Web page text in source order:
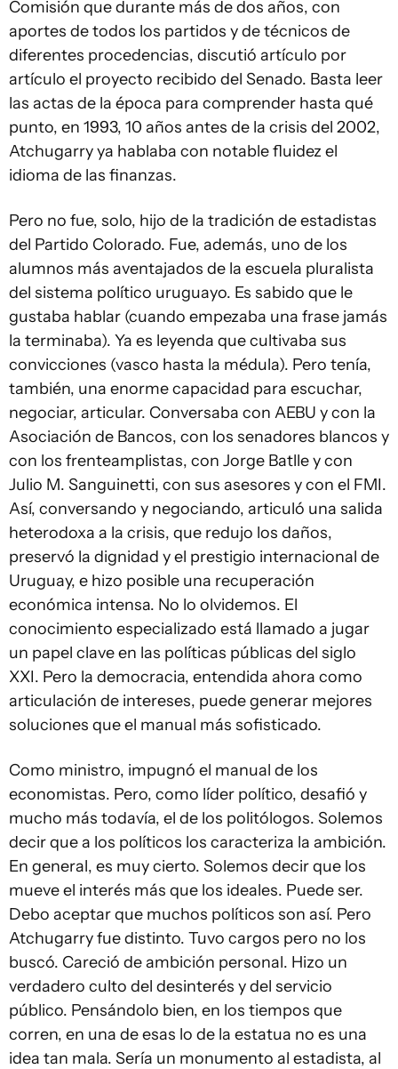
Comisión que durante más de dos años, con
aportes de todos los partidos y de técnicos de
diferentes procedencias, discutió artículo por
artículo el proyecto recibido del Senado. Basta leer
las actas de la época para comprender hasta qué
punto, en 1993, 10 años antes de la crisis del 2002,
Atchugarry ya hablaba con notable fluidez el
idioma de las finanzas.
Pero no fue, solo, hijo de la tradición de estadistas
del Partido Colorado. Fue, además, uno de los
alumnos más aventajados de la escuela pluralista
del sistema político uruguayo. Es sabido que le
gustaba hablar (cuando empezaba una frase jamás
la terminaba). Ya es leyenda que cultivaba sus
convicciones (vasco hasta la médula). Pero tenía,
también, una enorme capacidad para escuchar,
negociar, articular. Conversaba con AEBU y con la
Asociación de Bancos, con los senadores blancos y
con los frenteamplistas, con Jorge Batlle y con
Julio M. Sanguinetti, con sus asesores y con el FMI.
Así, conversando y negociando, articuló una salida
heterodoxa a la crisis, que redujo los daños,
preservó la dignidad y el prestigio internacional de
Uruguay, e hizo posible una recuperación
económica intensa. No lo olvidemos. El
conocimiento especializado está llamado a jugar
un papel clave en las políticas públicas del siglo
XXI. Pero la democracia, entendida ahora como
articulación de intereses, puede generar mejores
soluciones que el manual más sofisticado.
Como ministro, impugnó el manual de los
economistas. Pero, como líder político, desafió y
mucho más todavía, el de los politólogos. Solemos
decir que a los políticos los caracteriza la ambición.
En general, es muy cierto. Solemos decir que los
mueve el interés más que los ideales. Puede ser.
Debo aceptar que muchos políticos son así. Pero
Atchugarry fue distinto. Tuvo cargos pero no los
buscó. Careció de ambición personal. Hizo un
verdadero culto del desinterés y del servicio
público. Pensándolo bien, en los tiempos que
corren, en una de esas lo de la estatua no es una
idea tan mala. Sería un monumento al estadista, al